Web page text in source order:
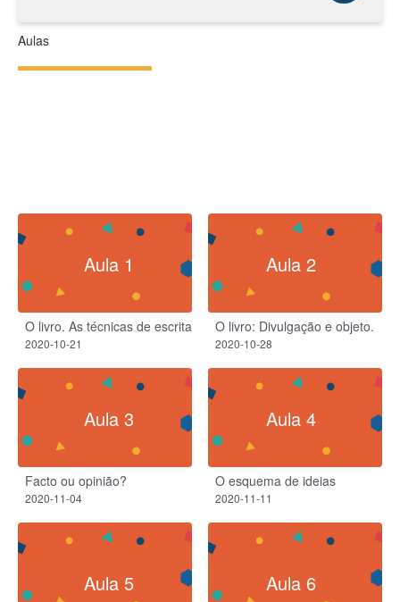
Aulas
Aula 1
O livro. As técnicas de escrita
2020-10-21
Aula 2
O livro: Divulgação e objeto.
2020-10-28
Aula 3
Facto ou opinião?
2020-11-04
Aula 4
O esquema de ideias
2020-11-11
Aula 5 Aula 6